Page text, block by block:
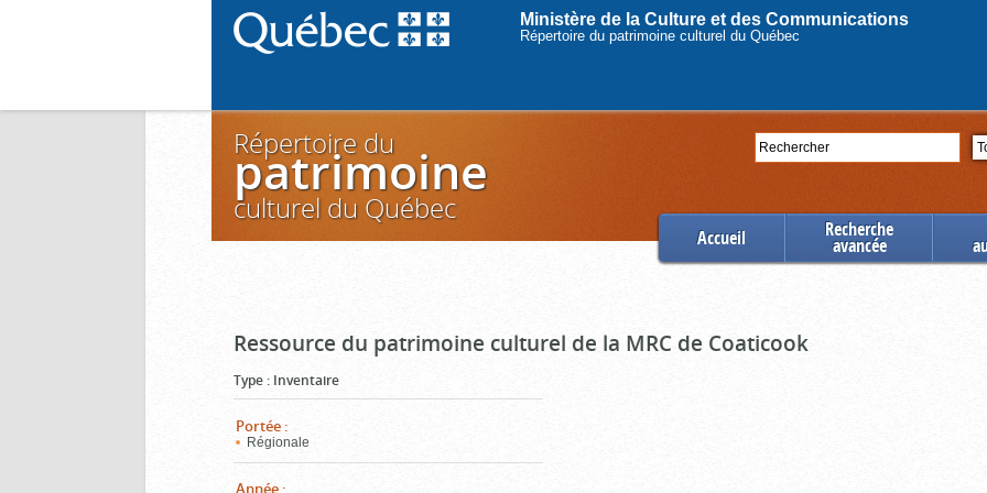
Ministère de la Culture et des Communications
Répertoire du patrimoine culturel du Québec
Rechercher
Répertoire du
patrimoine
culturel du Québec
Accueil Recherche
avancée
Ressource du patrimoine culturel de la MRC de Coaticook
Type : Inventaire
Portée :
Régionale